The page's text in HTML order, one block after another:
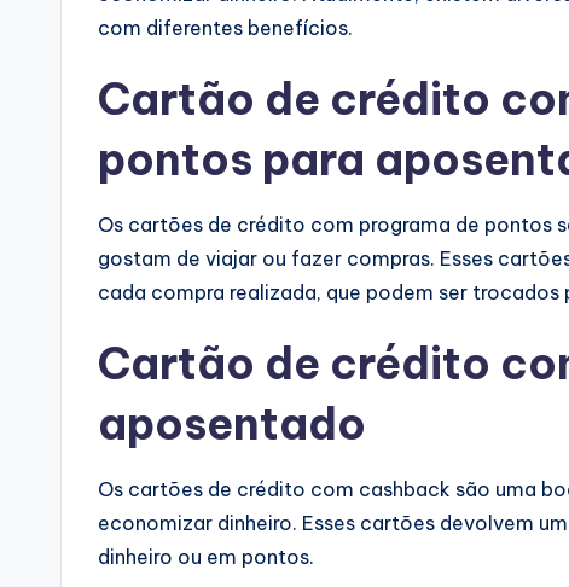
com diferentes benefícios.
Cartão de crédito
pontos para
Os cartões de crédito com programa de pontos
gostam de viajar ou fazer compras. Esses
cada compra realizada, que podem ser
Cartão de crédito
aposentado
Os cartões de crédito com cashback são uma
economizar dinheiro. Esses cartões devolvem
dinheiro ou em pontos.